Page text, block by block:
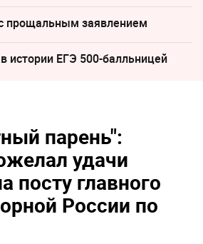
прощальным заявлением
истории ЕГЭ 500-балльницей
парень":
удачи
посту главного
России по